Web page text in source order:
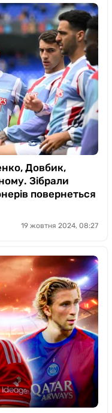
Довбик,
Зібрали
повернеться
19 жовтня 2024, 08:27